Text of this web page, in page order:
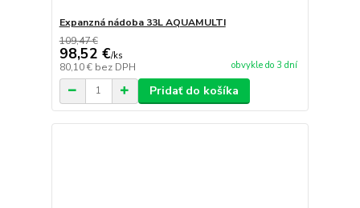
Expanzná nádoba 33L AQUAMULTI
109,47 €
98,52 €/ks
80,10 € bez DPH obvykle do 3 dní
Pridať do košíka